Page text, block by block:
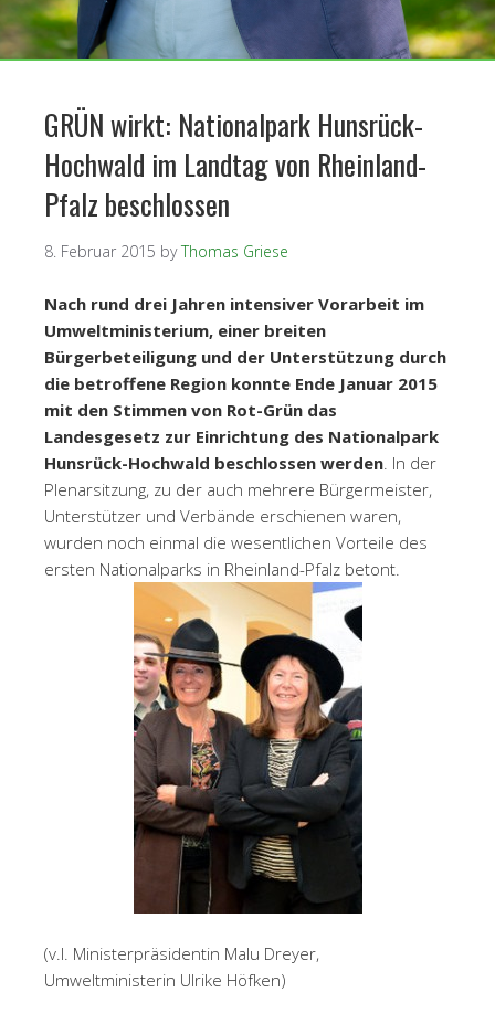
GRÜN wirkt: Nationalpark Hunsrück-
Hochwald im Landtag von Rheinland-
Pfalz beschlossen
8. Februar 2015 byThomas Griese
Nach rund drei Jahren intensiver Vorarbeit im
Umweltministerium, einer breiten
Bürgerbeteiligung und der Unterstützung durch
die betroffene Region konnte Ende Januar 2015
mit den Stimmen von Rot-Grün das
Landesgesetz zur Einrichtung des Nationalpark
Hunsrück-Hochwald beschlossen werden. In der
Plenarsitzung, zu der auch mehrere Bürgermeister,
Unterstützer und Verbände erschienen waren,
wurden noch einmal die wesentlichen Vorteile des
ersten Nationalparks in Rheinland-Pfalz betont.
(v.l. Ministerpräsidentin Malu Dreyer,
Umweltministerin Ulrike Höfken)